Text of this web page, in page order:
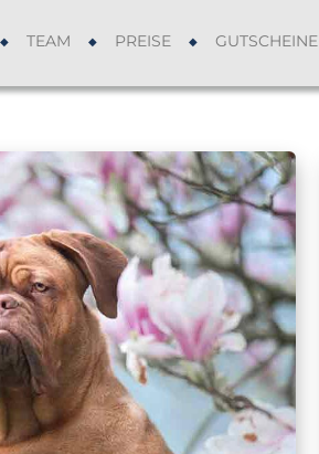
TEAM PREISE GUTSCHEINE